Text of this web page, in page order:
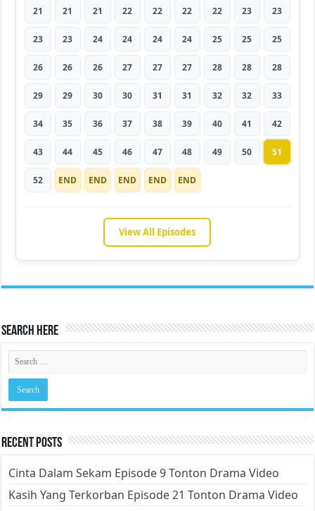
21 21 21 22 22 22 22 23 23
23 23 24 24 24 24 25 25 25
26 26 26 27 27 27 28 28 28
29 29 30 30 31 31 32 32 33
34 35 36 37 38 39 40 41 42
43 44 45 46 47 48 49 50 51
52 END END END END END
View All Episodes
Search Here
Recent Posts
Cinta Dalam Sekam Episode 9 Tonton Drama Video
Kasih Yang Terkorban Episode 21 Tonton Drama Video